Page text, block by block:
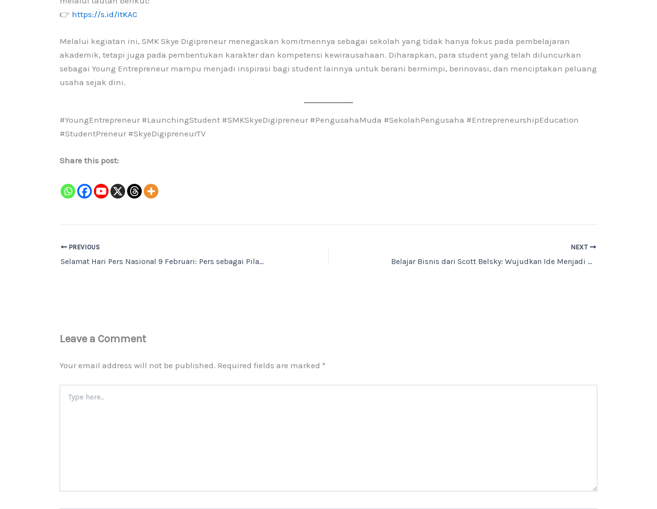
👉 https://s.id/ItKAC
Melalui kegiatan ini, SMK Skye Digipreneur menegaskan komitmennya sebagai sekolah yang tidak hanya fokus pada pembelajaran
akademik, tetapi juga pada pembentukan karakter dan kompetensi kewirausahaan. Diharapkan, para student yang telah diluncurkan
sebagai Young Entrepreneur mampu menjadi inspirasi bagi student lainnya untuk berani bermimpi, berinovasi, dan menciptakan peluang
usaha sejak dini.
#YoungEntrepreneur #LaunchingStudent #SMKSkyeDigipreneur #PengusahaMuda #SekolahPengusaha #EntrepreneurshipEducation
#StudentPreneur #SkyeDigipreneurTV
Share this post:
PREVIOUS
Selamat Hari Pers Nasional 9 Februari: Pers sebagai Pilar Informasi dan Edukasi
NEXT
Belajar Bisnis dari Scott Belsky: Wujudkan Ide Menjadi Kenyataan
Leave a Comment
Your email address will not be published. Required fields are marked *
here..